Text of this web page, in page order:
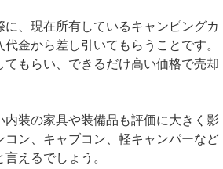
、現在所有しているキャンピングカ
金から差し引いてもらうことです。
もらい、できるだけ高い価格で売却
装の家具や装備品も評価に大きく影
ン、キャブコン、軽キャンパーなど
えるでしょう。